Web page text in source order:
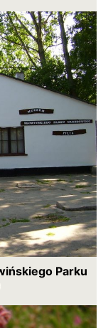
Parku